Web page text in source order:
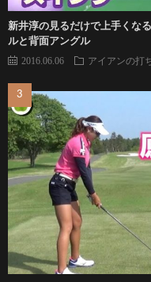
新井淳の見るだけで上手くな
ルと背面アングル
2016.06.06 アイアンの打